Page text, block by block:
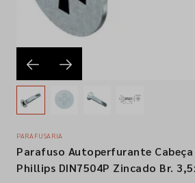
Favoritos
Empresa
Contactos
Siga-nos nas redes sociais
PARAFUSARIA
Parafuso Autoperfurante
Phillips DIN7504P Zincado Br.